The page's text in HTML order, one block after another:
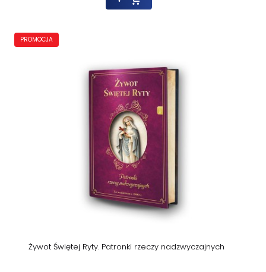
Żywot Świętej Ryty. Patronki rzeczy nadzwyczajnych
PROMOCJA